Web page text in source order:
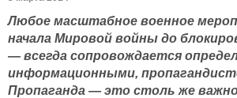
Любое масштабное военное
начала Мировой войны до
— всегда сопровождается
информационными,
Пропаганда — это столь же